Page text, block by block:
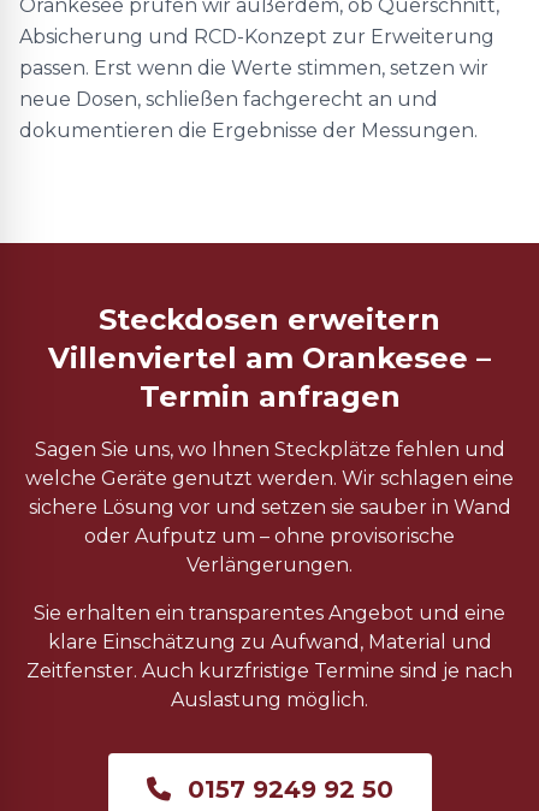
Orankesee prüfen wir außerdem, ob Querschnitt,
Absicherung und RCD-Konzept zur Erweiterung
passen. Erst wenn die Werte stimmen, setzen wir
neue Dosen, schließen fachgerecht an und
dokumentieren die Ergebnisse der Messungen.
Steckdosen erweitern
Villenviertel am Orankesee –
Termin anfragen
Sagen Sie uns, wo Ihnen Steckplätze fehlen und
welche Geräte genutzt werden. Wir schlagen eine
sichere Lösung vor und setzen sie sauber in Wand
oder Aufputz um – ohne provisorische
Verlängerungen.
Sie erhalten ein transparentes Angebot und eine
klare Einschätzung zu Aufwand, Material und
Zeitfenster. Auch kurzfristige Termine sind je nach
Auslastung möglich.
0157 9249 92 50